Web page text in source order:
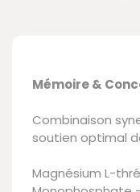
Mémoire &
Combinaison
soutien optimal
Magnésium L-